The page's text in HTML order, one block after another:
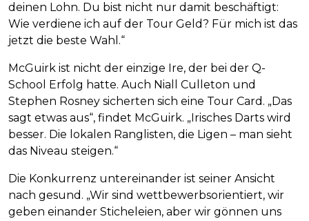
deinen Lohn. Du bist nicht nur damit beschäftigt:
Wie verdiene ich auf der Tour Geld? Für mich ist das
jetzt die beste Wahl.“
McGuirk ist nicht der einzige Ire, der bei der Q-
School Erfolg hatte. Auch Niall Culleton und
Stephen Rosney sicherten sich eine Tour Card. „Das
sagt etwas aus“, findet McGuirk. „Irisches Darts wird
besser. Die lokalen Ranglisten, die Ligen – man sieht
das Niveau steigen.“
Die Konkurrenz untereinander ist seiner Ansicht
nach gesund. „Wir sind wettbewerbsorientiert, wir
geben einander Sticheleien, aber wir gönnen uns